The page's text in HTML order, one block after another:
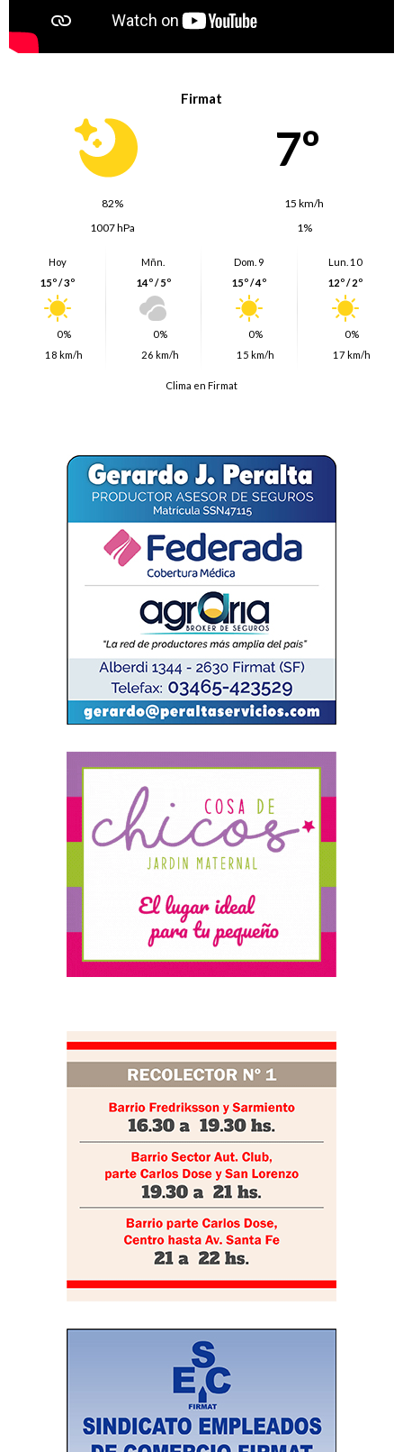
Firmat
7º
82%
15 km/h
1007 hPa
1%
Hoy
15º / 3º
0%
18 km/h
Mñn.
14º / 5º
0%
26 km/h
Dom. 9
15º / 4º
0%
15 km/h
Lun. 10
12º / 2º
0%
17 km/h
Clima en Firmat